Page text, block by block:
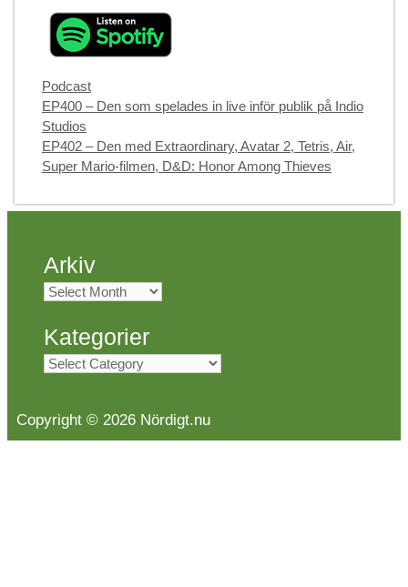
Categories
Podcast
EP400 – Den som spelades in live inför publik på Indio
Studios
EP402 – Den med Extraordinary, Avatar 2, Tetris, Air,
Super Mario-filmen, D&D: Honor Among Thieves
Arkiv
Arkiv
Kategorier
Kategorier
Copyright © 2026 Nördigt.nu